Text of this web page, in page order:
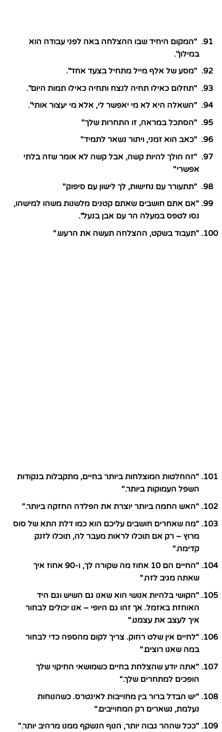
"המקום היחיד שבו ההצלחה באה לפני עבודה הוא
במילון".
"מסע של אלף מייל מתחיל בצעד אחד".
"תחלום כאילו תחיה לנצח ותחיה כאילו תמות היום".
"השאלה היא לא מי יאפשר לי, אלא מי יעצור אותי".
"הסתכל במראה, זו התחרות שלך"
"כאב הוא זמני, ויתור נשאר לתמיד"
"זה הולך להיות קשה, אבל קשה לא אומר שזה בלתי
אפשרי"
"תתעורר עם נחישות, לך לישון עם סיפוק"
"אם אתם חושבים שאתם קטנים מלשנות משהו למישהו,
נסו לטפס במעלה הר עם אבן בנעל".
"תעבוד בשקט, ההצלחה תעשה את הרעש."
"ההחלטות המוצלחות ביותר בחיים, מתקבלות בנקודות
השפל העמוקות ביותר."
"האש החמה ביותר יוצרת את הפלדה החזקה ביותר."
"מה שאחרים חושבים עליכם הוא כמו דלת התא של סוס
מרוץ – רק אם תוכלו לראות מעבר לה, תוכלו לזנק
קדימה."
"החיים הם 10 אחוז מה שקורה לך, ו-90 אחוז איך
שאתה מגיב לזה."
"הקושי בלהיות אנושי הוא שאנו גם השיש וגם היד
האוחזת באזמל. אך זהו גם היופי – אנו יכולים לבחור
איך לעצב את עצמנו."
"לחיים אין שלט רחוק. צריך לקום מהספה כדי לבחור
במה שאנו רוצים."
"אתה יודע שהצלחת בחיים כשמושאי החיקוי שלך
הופכים למתחרים שלך."
"יש הבדל ברור בין מחוייבות לאינטרס. כשהנוחות
נעלמת, נשארים רק המחוייבים."
"ככל שההר גבוה יותר, הנוף הנשקף ממנו מרהיב יותר."